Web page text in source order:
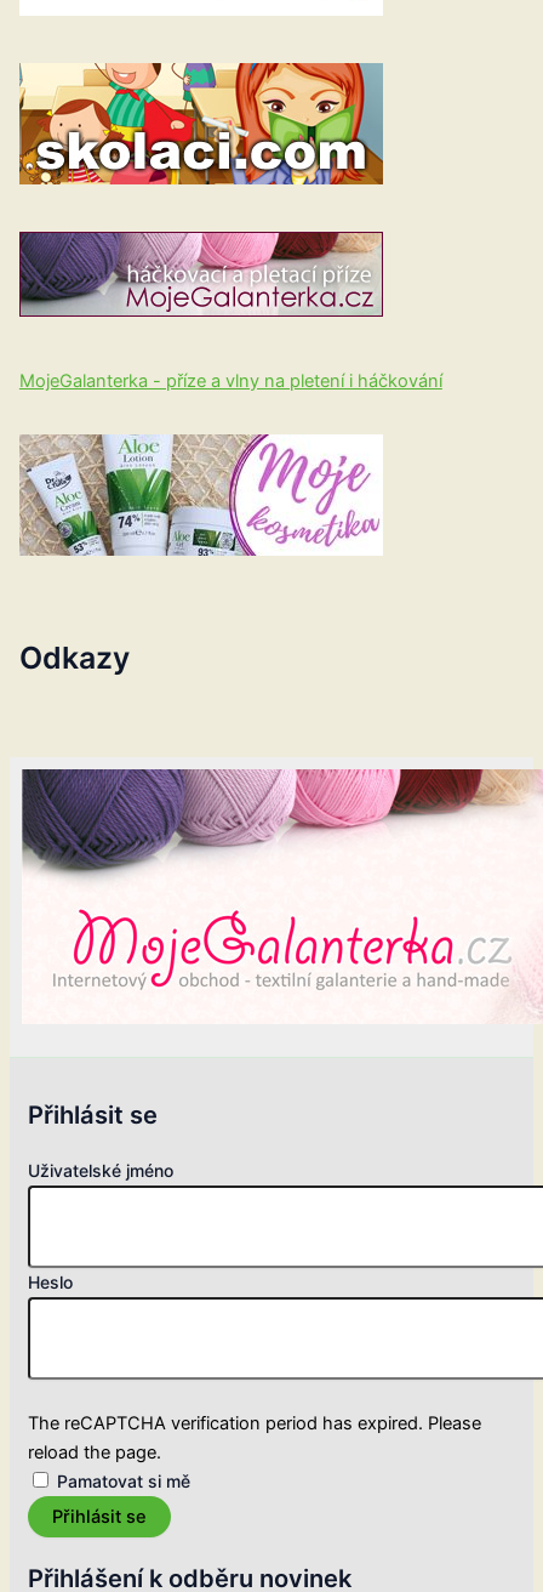
MojeGalanterka - příze a vlny na pletení i háčkování
Odkazy
Přihlásit se
Uživatelské jméno
Heslo
The reCAPTCHA verification period has expired. Please
reload the page.
Pamatovat si mě
Přihlásit se
Přihlášení k odběru novinek